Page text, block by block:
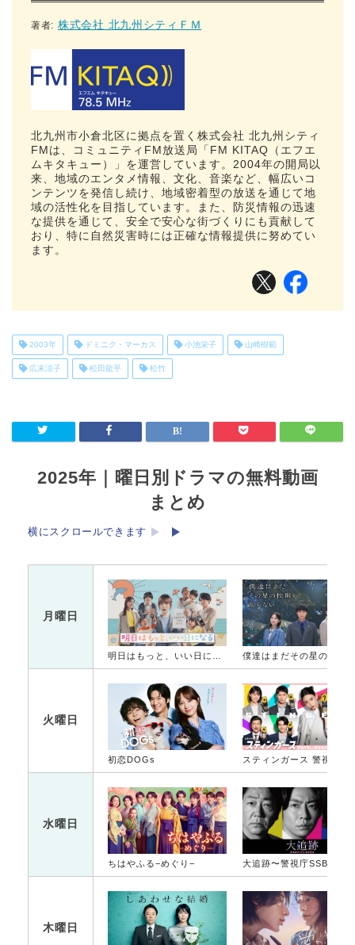
著者: 株式会社 北九州シティＦＭ
北九州市小倉北区に拠点を置く株式会社 北九州シティ
FMは、コミュニティFM放送局「FM KITAQ（エフエ
ムキタキュー）」を運営しています。2004年の開局以
来、地域のエンタメ情報、文化、音楽など、幅広いコ
ンテンツを発信し続け、地域密着型の放送を通じて地
域の活性化を目指しています。また、防災情報の迅速
な提供を通じて、安全で安心な街づくりにも貢献して
おり、特に自然災害時には正確な情報提供に努めてい
ます。
2003年 ドミニク・マーカス 小池栄子 山崎樹範
広末涼子 松田龍平 松竹
2025年｜曜日別ドラマの無料動画
まとめ
横にスクロールできます
月曜日
明日はもっと、いい日になる
火曜日
初恋DOGs
水曜日
ちはやふる−めぐり−
木曜日